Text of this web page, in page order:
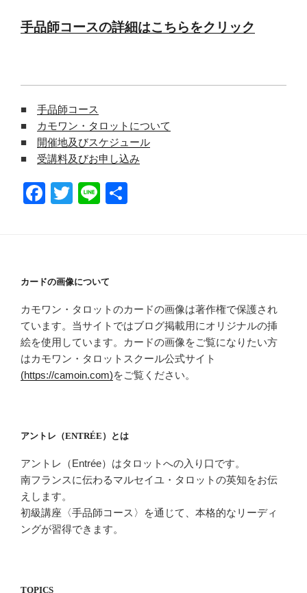
手品師コースの詳細はこちらをクリック
■ 手品師コース
■
カモワン・タロットについて
■
開催地及びスケジュール
■ 受講料及びお申し込み
Fa T
Li
カードの画像について
カモワン・タロットのカードの画像は著作権で保護され
ています。当サイトではブログ掲載用にオリジナルの挿
絵を使用しています。カードの画像をご覧になりたい方
はカモワン・タロットスクール公式サイト
(https://camoin.com)をご覧ください。
アントレ（ENTRÉE）とは
アントレ（Entrée）はタロットへの入り口です。
南フランスに伝わるマルセイユ・タロットの英知をお伝
えします。
初級講座〈手品師コース〉を通じて、本格的なリーディ
ングが習得できます。
TOPICS